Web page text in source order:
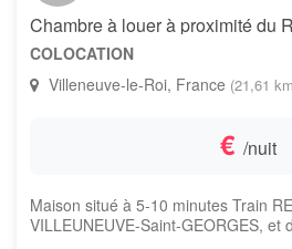
Chambre à louer à proximité du
COLOCATION
Villeneuve-le-Roi, France (21,61
€ /nuit
Maison situé à 5-10 minutes Train
VILLEUNEUVE-Saint-GEORGES, et